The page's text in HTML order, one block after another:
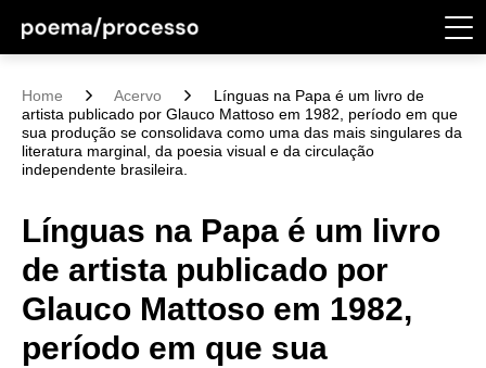
Home Acervo
Línguas na Papa é um livro de
artista publicado por Glauco Mattoso em 1982, período em que
sua produção se consolidava como uma das mais singulares da
literatura marginal, da poesia visual e da circulação
independente brasileira.
Línguas na Papa é um livro
de artista publicado por
Glauco Mattoso em 1982,
período em que sua